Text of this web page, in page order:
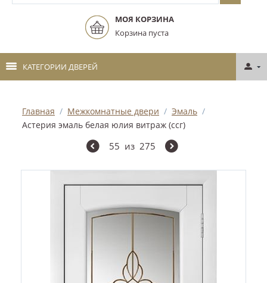
МОЯ КОРЗИНА
Корзина пуста
КАТЕГОРИИ ДВЕРЕЙ
Главная / Межкомнатные двери / Эмаль /
Астерия эмаль белая юлия витраж (ссг)
55 из 275